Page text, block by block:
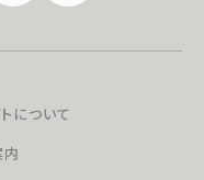
について